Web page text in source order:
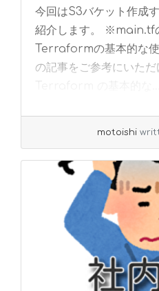
今回はS3バケット作成
紹介します。
Terraformの基本的な
の記事をご参考にいただ
motoishi